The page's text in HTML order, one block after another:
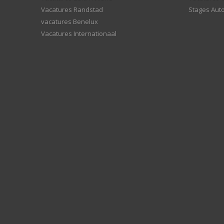
Vacatures Randstad
vacatures Benelux
Vacatures Internationaal
Stages